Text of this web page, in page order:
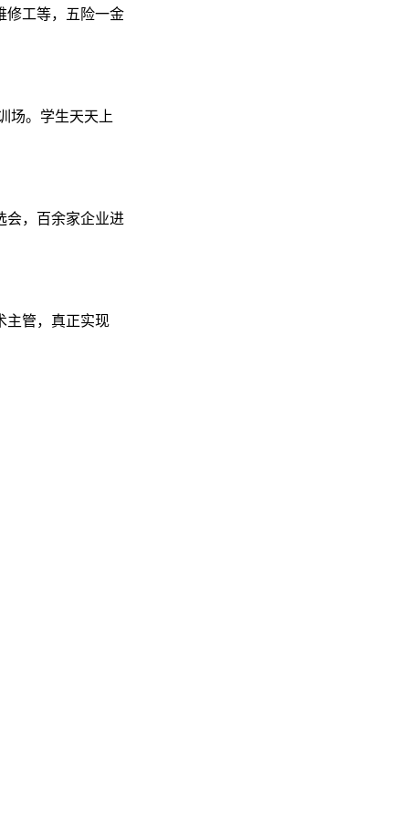
修工等，五险一金
场。学生天天上
会，百余家企业进
主管，真正实现